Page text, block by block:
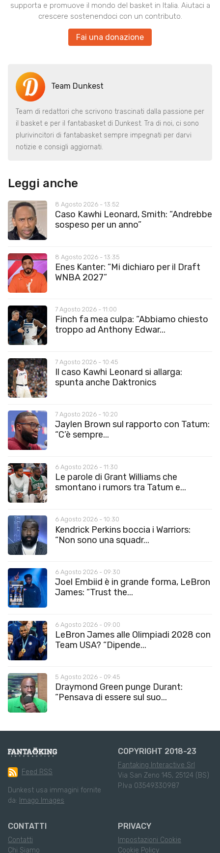
supporta e promuove il mondo del basket in Italia. Aiutaci a
crescere sostenendoci con un contributo.
Fai una donazione
Team Dunkest
Team di redattori che scrivono trascinati dalla passione per
il basket e per il fantabasket di Dunkest. Tra di noi, ci sono
plurivincitori di fantabasket sempre impegnati per darvi
notizie e consigli aggiornati.
Leggi anche
8 Agosto 2026 - 13:52
Caso Kawhi Leonard, Smith: “Andrebbe
sospeso per un anno”
8 Agosto 2026 - 13:35
Enes Kanter: “Mi dichiaro per il Draft
WNBA 2027”
7 Agosto 2026 - 11:00
Finch fa mea culpa: “Abbiamo chiesto
troppo ad Anthony Edwar...
7 Agosto 2026 - 10:45
Il caso Kawhi Leonard si allarga:
spunta anche Daktronics
7 Agosto 2026 - 10:20
Jaylen Brown sul rapporto con Tatum:
“C’è sempre...
6 Agosto 2026 - 11:30
Le parole di Grant Williams che
smontano i rumors tra Tatum e...
6 Agosto 2026 - 10:30
Kendrick Perkins boccia i Warriors:
“Non sono una squadr...
6 Agosto 2026 - 09:30
Joel Embiid è in grande forma, LeBron
James: “Trust the...
6 Agosto 2026 - 09:00
LeBron James alle Olimpiadi 2028 con
Team USA? “Dipende...
5 Agosto 2026 - 09:45
Draymond Green punge Durant:
“Pensava di essere sul suo...
Feed RSS
Dunkest usa immagini fornite
da: Imago Images
COPYRIGHT 2018-23
Fantaking Interactive Srl
Via San Zeno 145, 25124 (BS)
P.Iva 03549330987
CONTATTI
Contatti
Chi Siamo
PRIVACY
Impostazioni Cookie
Cookie Policy